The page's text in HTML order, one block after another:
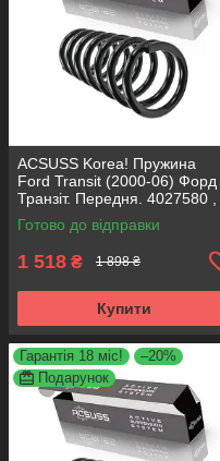
ACSUSS Korea! Пружина
Ford Transit (2000-06) Форд
Транзіт. Передня. 4027580 ,
RA1834 , 998143. Аксусс
Корея
Готово до відправки
1 518 ₴ 1 898 ₴
Купити
Гарантія 18 міс!
–20%
Подарунок